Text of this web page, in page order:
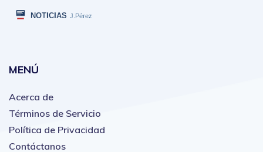
MENÚ
Acerca de
Términos de Servicio
Política de Privacidad
Contáctanos